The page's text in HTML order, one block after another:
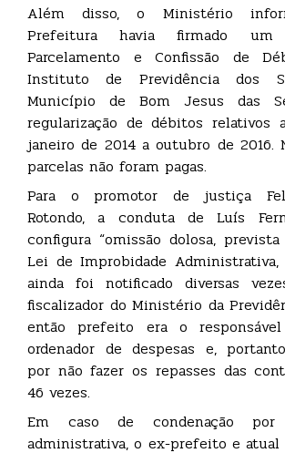
Além disso, o Ministério
Prefeitura havia firmado
Parcelamento e Confissão de
Instituto de Previdência dos
Município de Bom Jesus das
regularização de débitos relativos
janeiro de 2014 a outubro de 2016.
parcelas não foram pagas.
Para o promotor de justiça
Rotondo, a conduta de Luís
configura “omissão dolosa,
Lei de Improbidade
ainda foi notificado diversas
fiscalizador do Ministério da
então prefeito era o
ordenador de despesas e,
por não fazer os repasses das
46 vezes.
Em caso de condenação por
administrativa, o ex-prefeito e atual